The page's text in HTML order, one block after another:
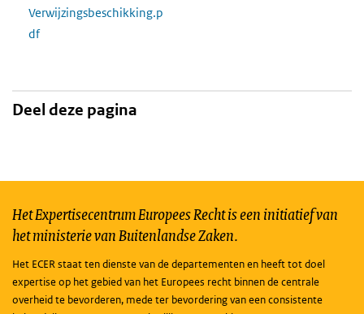
Verwijzingsbeschikking.p
df
Deel deze pagina
Het Expertisecentrum Europees Recht is een initiatief van
het ministerie van Buitenlandse Zaken.
Het ECER staat ten dienste van de departementen en heeft tot doel
expertise op het gebied van het Europees recht binnen de centrale
overheid te bevorderen, mede ter bevordering van een consistente